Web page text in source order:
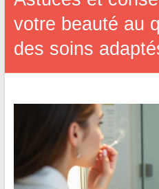
votre beauté au
des soins